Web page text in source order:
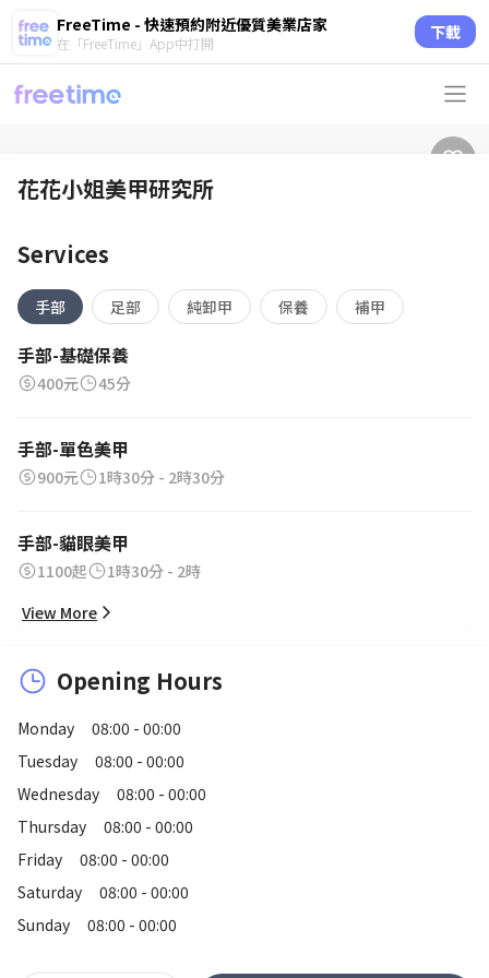
FreeTime - 快速預約附近優質美業店家
在「FreeTime」App中打開 下載
花花小姐美甲研究所
Services
手部 足部 純卸甲 保養 補甲
手部-基礎保養
400元 45分
手部-單色美甲
900元 1時30分 - 2時30分
手部-貓眼美甲
1100起
1時30分 - 2時
View More
Opening Hours
Monday
08:00 - 00:00
Tuesday
08:00 - 00:00
Wednesday
08:00 - 00:00
Thursday
08:00 - 00:00
Friday
08:00 - 00:00
Saturday
08:00 - 00:00
Sunday
08:00 - 00:00